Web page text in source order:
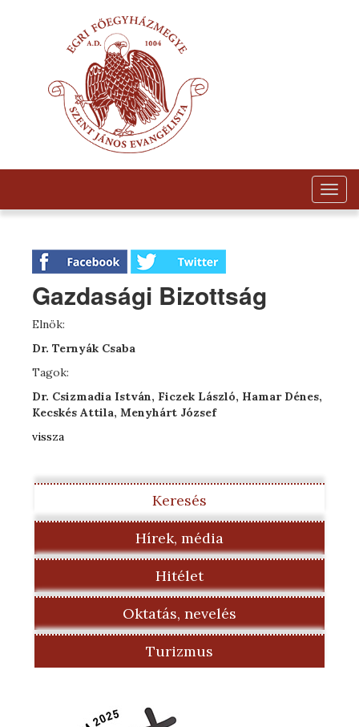
Gazdasági Bizottság
Elnök:
Dr. Ternyák Csaba
Tagok:
Dr. Csizmadia István, Ficzek László, Hamar Dénes,
Kecskés Attila, Menyhárt József
vissza
Keresés
Hírek, média
Hitélet
Oktatás, nevelés
Turizmus